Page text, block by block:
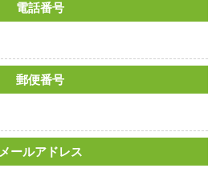
電話番号
郵便番号
メールアドレス